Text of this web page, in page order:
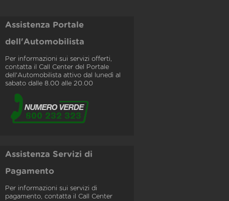
Assistenza Portale
dell'Automobilista
Per informazioni sui servizi offerti,
contatta il Call Center del Portale
dell'Automobilista attivo dal lunedì al
sabato dalle 8.00 alle 20.00
Assistenza Servizi di
Pagamento
Per informazioni sui servizi di
pagamento, contatta il Call Center